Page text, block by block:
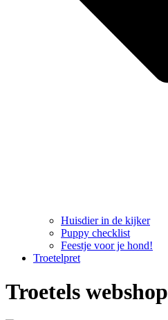
Huisdier in de kijker
Puppy checklist
Feestje voor je hond!
Troetelpret
Troetels webshop